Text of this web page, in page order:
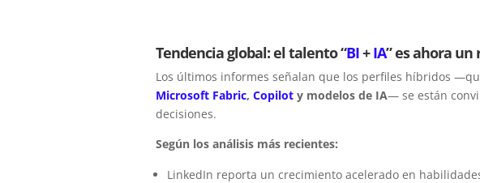
Tendencia global: el talento “BI+IA” es ahora
Los últimos informes señalan que los perfiles híbridos
Microsoft Fabric, Copilot y modelos de IA— se están
decisiones.
Según los análisis más recientes:
LinkedIn reporta un crecimiento acelerado en